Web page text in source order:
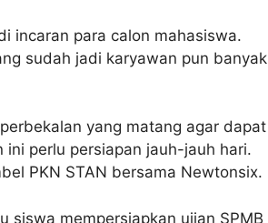
incaran para calon mahasiswa.
sudah jadi karyawan pun banyak
yang matang agar dapat
ini perlu persiapan jauh-jauh hari.
PKN STAN bersama Newtonsix.
siswa mempersiapkan ujian SPMB